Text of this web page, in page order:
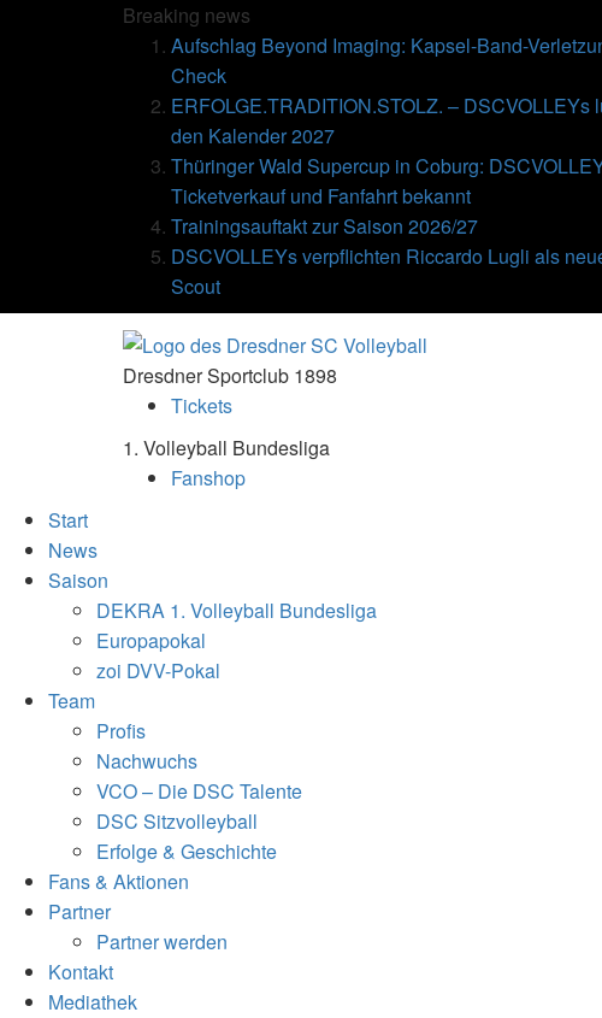
Breaking news
Aufschlag Beyond Imaging: Kapsel-Band-
Check
ERFOLGE.TRADITION.STOLZ. – DSCVOLLEYs
den Kalender 2027
Thüringer Wald Supercup in Coburg:
Ticketverkauf und Fanfahrt bekannt
Trainingsauftakt zur Saison 2026/27
DSCVOLLEYs verpflichten Riccardo Lugli als
Scout
Dresdner Sportclub 1898
Tickets
1. Volleyball Bundesliga
Fanshop
Start
News
Saison
DEKRA 1. Volleyball Bundesliga
Europapokal
zoi DVV-Pokal
Team
Profis
Nachwuchs
VCO – Die DSC Talente
DSC Sitzvolleyball
Erfolge & Geschichte
Fans & Aktionen
Partner
Partner werden
Kontakt
Mediathek